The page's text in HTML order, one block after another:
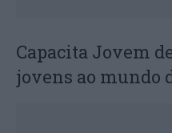
Capacita Jovem
jovens ao mundo